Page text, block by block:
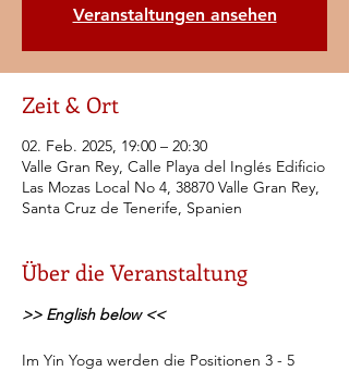
Veranstaltungen ansehen
Zeit & Ort
02. Feb. 2025, 19:00 – 20:30
Valle Gran Rey, Calle Playa del Inglés Edificio
Las Mozas Local No 4, 38870 Valle Gran Rey,
Santa Cruz de Tenerife, Spanien
Über die Veranstaltung
>> English below <<
Im Yin Yoga werden die Positionen 3 - 5